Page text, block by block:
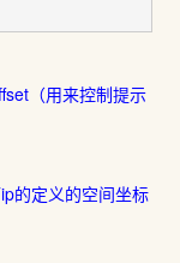
（用来控制提示
的定义的空间坐标